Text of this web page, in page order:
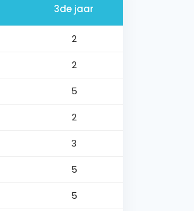
3de jaar
2
2
5
2
3
5
5